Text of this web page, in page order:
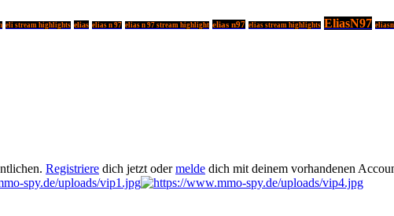
eli stream highlights elias elias n 97 elias n 97 stream highlight elias n97 elias stream highlights EliasN97
Registriere dich jetzt odermelde dich mit deinem vorhandenen